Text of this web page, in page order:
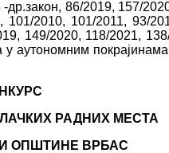
86/2019, 157/
2010, 101/2011, 93/
149/2020, 118/2021,
аутономним
РАДН ИХМЕСТА
ОПШТИНЕ ВРБАС